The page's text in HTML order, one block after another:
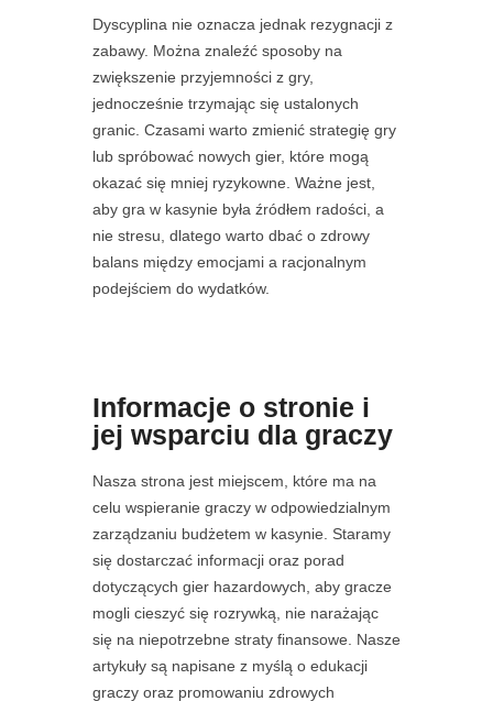
Dyscyplina nie oznacza jednak rezygnacji z
zabawy. Można znaleźć sposoby na
zwiększenie przyjemności z gry,
jednocześnie trzymając się ustalonych
granic. Czasami warto zmienić strategię gry
lub spróbować nowych gier, które mogą
okazać się mniej ryzykowne. Ważne jest,
aby gra w kasynie była źródłem radości, a
nie stresu, dlatego warto dbać o zdrowy
balans między emocjami a racjonalnym
podejściem do wydatków.
Informacje o stronie i
jej wsparciu dla graczy
Nasza strona jest miejscem, które ma na
celu wspieranie graczy w odpowiedzialnym
zarządzaniu budżetem w kasynie. Staramy
się dostarczać informacji oraz porad
dotyczących gier hazardowych, aby gracze
mogli cieszyć się rozrywką, nie narażając
się na niepotrzebne straty finansowe. Nasze
artykuły są napisane z myślą o edukacji
graczy oraz promowaniu zdrowych